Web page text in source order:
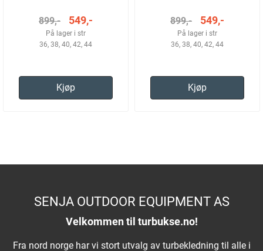
899,- 549,-
På lager i str
36, 38, 40, 42, 44
Kjøp
899,- 549,-
På lager i str
36, 38, 40, 42, 44
Kjøp
SENJA OUTDOOR EQUIPMENT AS
Velkommen til turbukse.no!
Fra nord norge har vi stort utvalg av turbekledning til alle i